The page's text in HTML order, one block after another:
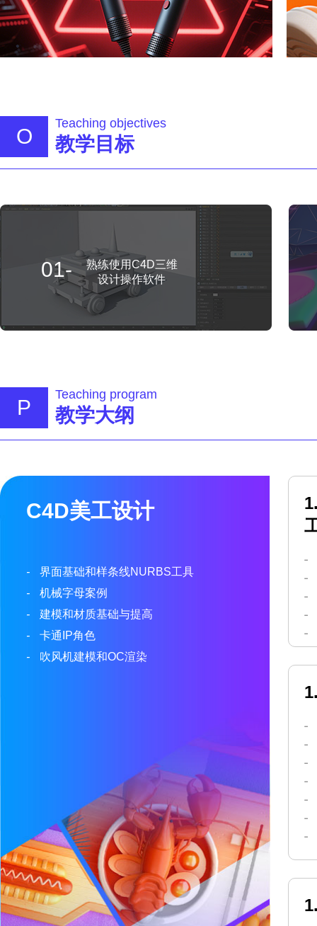
O
Teaching objectives
教学目标
01-
熟练使用C4D三维
设计操作软件
P
Teaching program
教学大纲
C4D美工设计
-
界面基础和样条线NURBS工具
-
机械字母案例
-
建模和材质基础与提高
-
卡通IP角色
-
吹风机建模和OC渲染